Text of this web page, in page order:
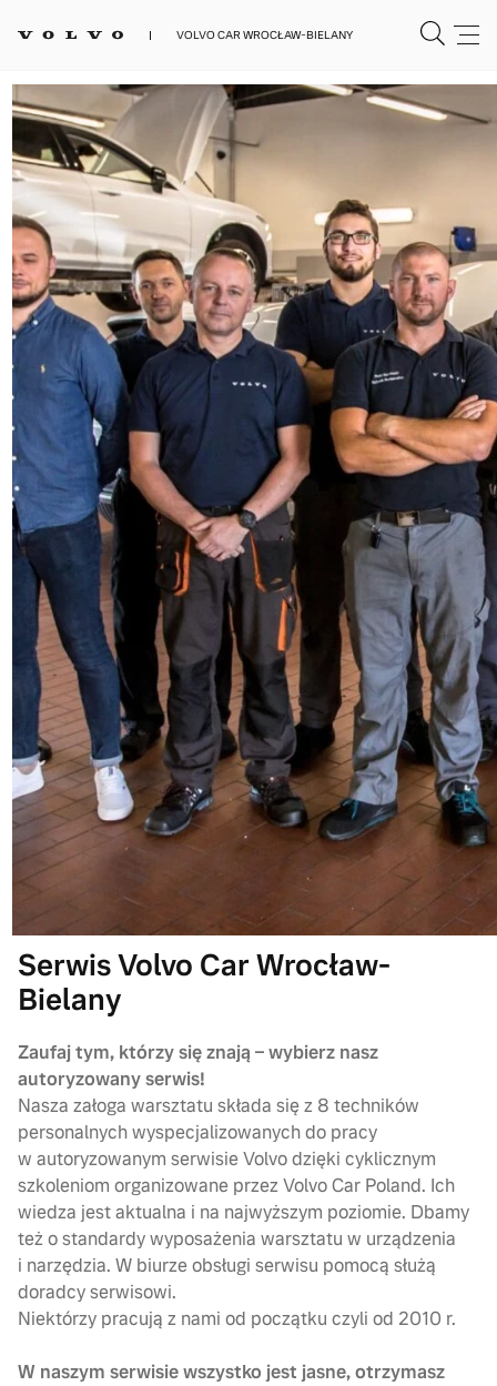
VOLVO CAR WROCŁAW-BIELANY
Serwis Volvo Car Wrocław-
Bielany
Zaufaj tym, którzy się znają – wybierz nasz
autoryzowany serwis!
Nasza załoga warsztatu składa się z 8 techników
personalnych wyspecjalizowanych do pracy
w autoryzowanym serwisie Volvo dzięki cyklicznym
szkoleniom organizowane przez Volvo Car Poland. Ich
wiedza jest aktualna i na najwyższym poziomie. Dbamy
też o standardy wyposażenia warsztatu w urządzenia
i narzędzia. W biurze obsługi serwisu pomocą służą
doradcy serwisowi.
Niektórzy pracują z nami od początku czyli od 2010 r.
W naszym serwisie wszystko jest jasne, otrzymasz